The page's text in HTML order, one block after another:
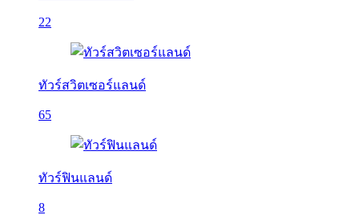
22
ทัวร์สวิตเซอร์แลนด์
65
ทัวร์ฟินแลนด์
8